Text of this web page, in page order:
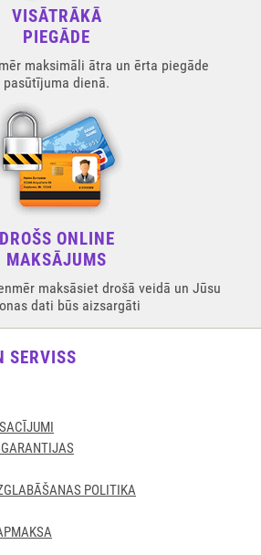
VISĀTRĀKĀ
PIEGĀDE
maksimāli ātra un ērta piegāde
pasūtījuma dienā.
DROŠS ONLINE
MAKSĀJUMS
maksāsiet drošā veidā un Jūsu
dati būs aizsargāti
SERVISS
POLITIKA